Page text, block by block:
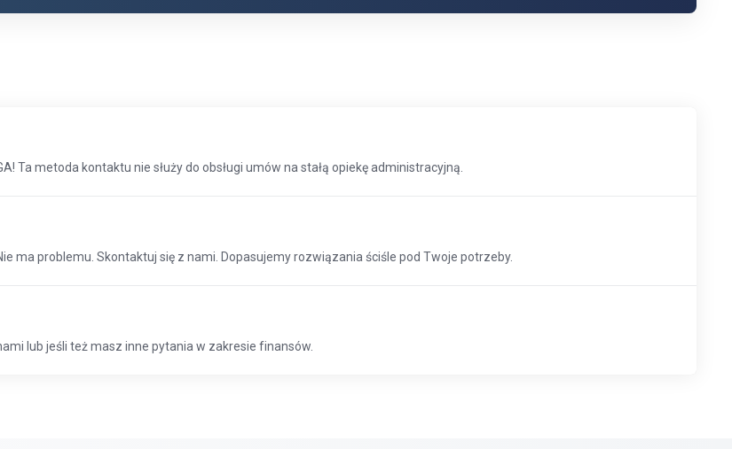
Ta metoda kontaktu nie służy do obsługi umów na stałą opiekę administracyjną.
ma problemu. Skontaktuj się z nami. Dopasujemy rozwiązania ściśle pod Twoje potrzeby.
lub jeśli też masz inne pytania w zakresie finansów.